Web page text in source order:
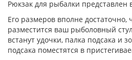
Рюкзак для рыбалки представлен
Его размеров вполне достаточно,
разместится ваш рыболовный
встанут удочки, палка подсака и
подсака поместятся в